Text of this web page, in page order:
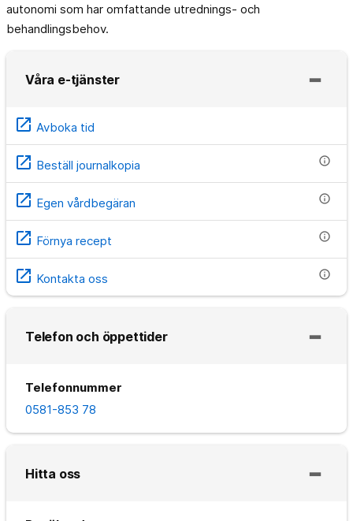
autonomi som har omfattande utrednings- och
behandlingsbehov.
Våra e-tjänster
open_in_new Avboka tid
open_in_new Beställ journalkopia info
open_in_new Egen vårdbegäran info
open_in_new Förnya recept info
open_in_new Kontakta oss info
Telefon och öppettider
Telefonnummer
0581-853 78
Hitta oss